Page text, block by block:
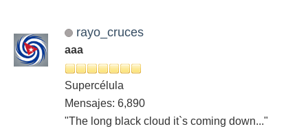
rayo_cruces
aaa
Supercélula
Mensajes: 6,890
"The long black cloud it`s coming down..."